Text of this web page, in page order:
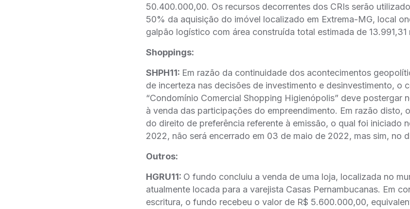
50.400.000,00. Os recursos decorrentes dos CRIs serão
50% da aquisição do imóvel localizado em Extrema-MG, local
galpão logístico com área construída total estimada de 13.991,31
Shoppings:
SHPH11: Em razão da continuidade dos acontecimentos
de incerteza nas decisões de investimento e desinvestimento, o
“Condomínio Comercial Shopping Higienópolis” deve postergar
à venda das participações do empreendimento. Em razão disto,
do direito de preferência referente à emissão, o qual foi iniciado
2022, não será encerrado em 03 de maio de 2022, mas sim, no
Outros:
HGRU11: O fundo concluiu a venda de uma loja, localizada no
atualmente locada para a varejista Casas Pernambucanas. Em
escritura, o fundo recebeu o valor de R$ 5.600.000,00,